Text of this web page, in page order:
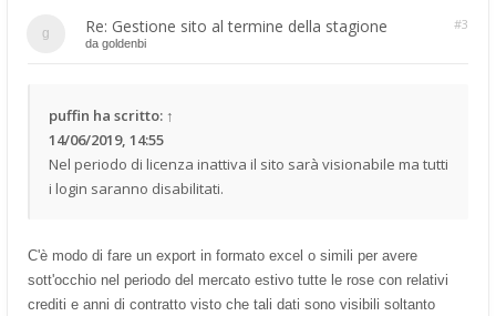
Re: Gestione sito al termine della stagione #3
da goldenbi
puffin ha scritto: ↑
14/06/2019, 14:55
Nel periodo di licenza inattiva il sito sarà visionabile ma tutti
i login saranno disabilitati.
C'è modo di fare un export in formato excel o simili per avere
sott'occhio nel periodo del mercato estivo tutte le rose con relativi
crediti e anni di contratto visto che tali dati sono visibili soltanto